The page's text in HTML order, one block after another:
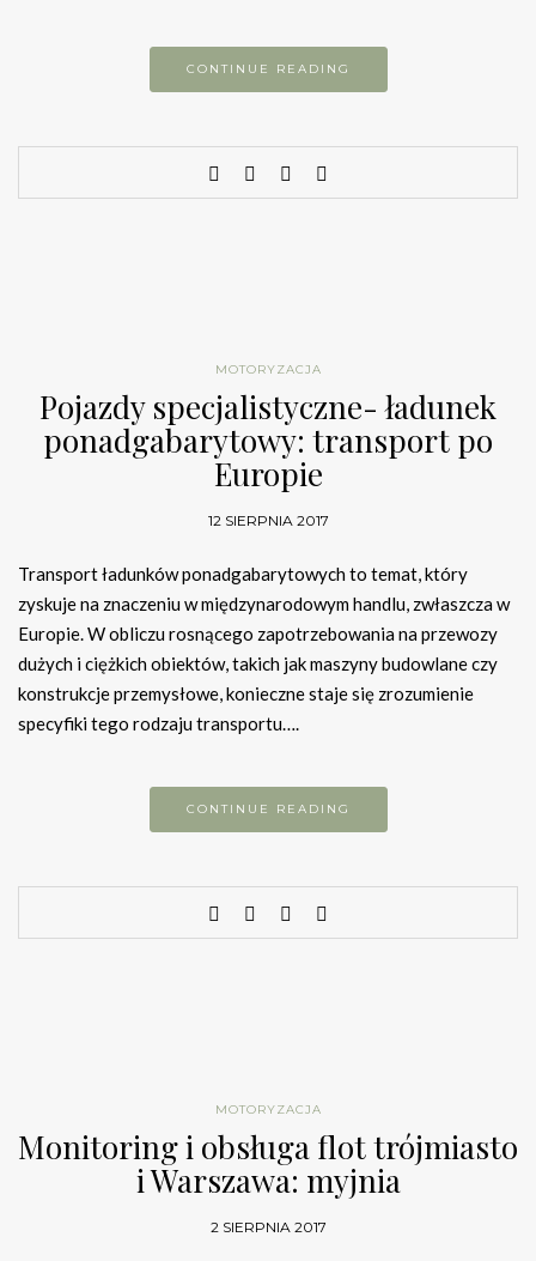
CONTINUE READING
MOTORYZACJA
Pojazdy specjalistyczne- ładunek
ponadgabarytowy: transport po
Europie
12 SIERPNIA 2017
Transport ładunków ponadgabarytowych to temat, który
zyskuje na znaczeniu w międzynarodowym handlu, zwłaszcza w
Europie. W obliczu rosnącego zapotrzebowania na przewozy
dużych i ciężkich obiektów, takich jak maszyny budowlane czy
konstrukcje przemysłowe, konieczne staje się zrozumienie
specyfiki tego rodzaju transportu….
CONTINUE READING
MOTORYZACJA
Monitoring i obsługa flot trójmiasto
i Warszawa: myjnia
2 SIERPNIA 2017